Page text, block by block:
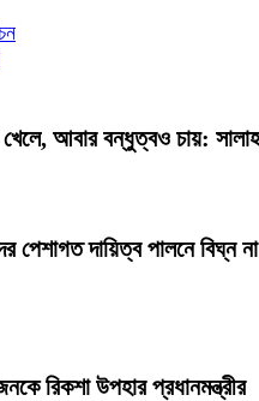
খেলে, আবার বন্ধুত্বও চায়:
পেশাগত দায়িত্ব পালনে বিঘ্ন
রিকশা উপহার প্রধানমন্ত্রীর